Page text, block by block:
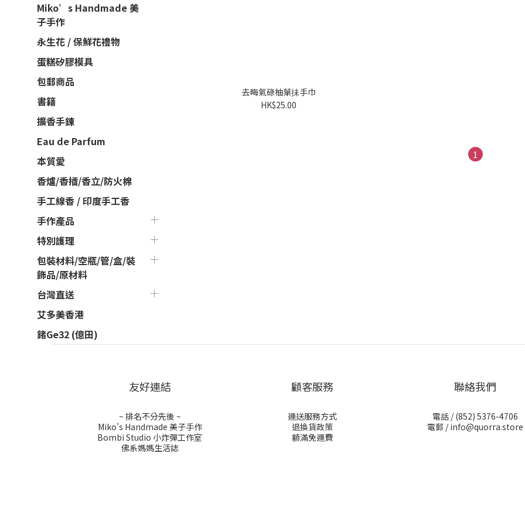
Miko’s Handmade 美
子手作
永生花 / 保鮮花禮物
蛋糕矽膠模具
包郵商品
書籍
擴香手鍊
Eau de Parfum
本質愛
香爐/香插/香立/防火棉
手工線香 / 印度手工香
手作產品
特別護理
包裝材料/空瓶/管/盒/裝
飾品/原材料
台灣直送
艾多美香港
鍺Ge32 (億田)
去晦氣碌柚葉抺手巾
HK$25.00
1
友好連結
~ 排名不分先後 ~
Miko's Handmade 美子手作
Bombi Studio 小炸彈工作室
佛系媽媽生活誌
顧客服務
運送服務方式
退換貨政策
額滿免運費
聯絡我們
電話 /(852) 5376-4706
電郵 /info@quorra.store